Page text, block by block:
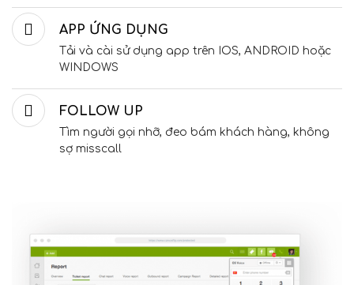
APP ỨNG DỤNG
Tải và cài sử dụng app trên IOS, ANDROID hoặc
WINDOWS
FOLLOW UP
Tìm người gọi nhỡ, đeo bám khách hàng, không
sợ misscall